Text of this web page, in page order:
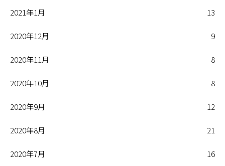
2021年1月 13
2020年12月 9
2020年11月 8
2020年10月 8
2020年9月 12
2020年8月 21
2020年7月 16